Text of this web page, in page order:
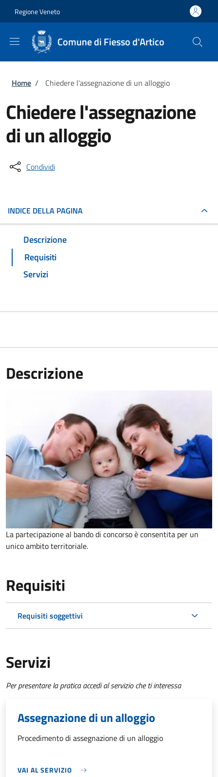
Regione Veneto
Comune di Fiesso d'Artico
Briciole di pane
Home / Chiedere l'assegnazione di un alloggio
Chiedere l'assegnazione
di un alloggio
Condividi
INDICE DELLA PAGINA
Descrizione
Requisiti
Servizi
Descrizione
La partecipazione al bando di concorso è consentita per un
unico ambito territoriale.
Requisiti
Requisiti soggettivi
Servizi
Per presentare la pratica accedi al servizio che ti interessa
Assegnazione di un alloggio
Procedimento di assegnazione di un alloggio
VAI AL SERVIZIO